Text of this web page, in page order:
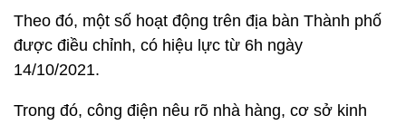
Theo đó, một số hoạt động trên địa bàn Thành phố
được điều chỉnh, có hiệu lực từ 6h ngày
14/10/2021.
Trong đó, công điện nêu rõ nhà hàng, cơ sở kinh